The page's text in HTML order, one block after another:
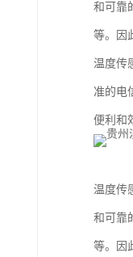
和可靠
等。因
温度传
准的电
便利和
温度传
和可靠
等。因